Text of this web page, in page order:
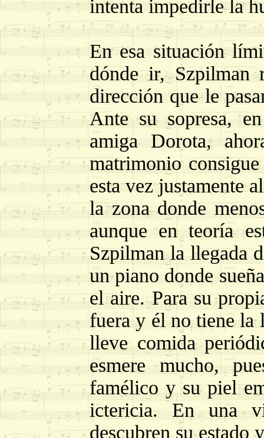
intenta impedirle la
En esa situación
dónde ir,
dirección que le
Ante su sopresa,
amiga Dorota,
matrimonio
esta vez justamente
la zona donde
aunque en teoría
Szpilman la llegada
un piano donde
el aire. Para su
fuera y él no tiene la
lleve comida
esmere mucho,
famélico y su piel
ictericia. En una
descubren su estado